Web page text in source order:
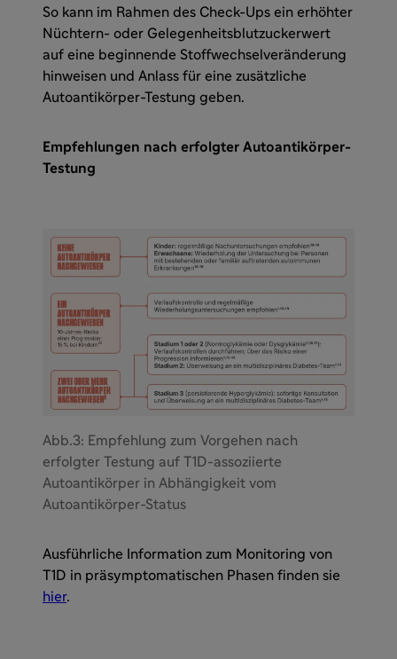
So kann im Rahmen des Check-Ups ein erhöhter
Nüchtern- oder Gelegenheitsblutzuckerwert
auf eine beginnende Stoffwechselveränderung
hinweisen und Anlass für eine zusätzliche
Autoantikörper-Testung geben.
Empfehlungen nach erfolgter Autoantikörper-
Testung
Abb.3: Empfehlung zum Vorgehen nach
erfolgter Testung auf T1D-assoziierte
Autoantikörper in Abhängigkeit vom
Autoantikörper-Status
Ausführliche Information zum Monitoring von
T1D in präsymptomatischen Phasen finden sie
hier.